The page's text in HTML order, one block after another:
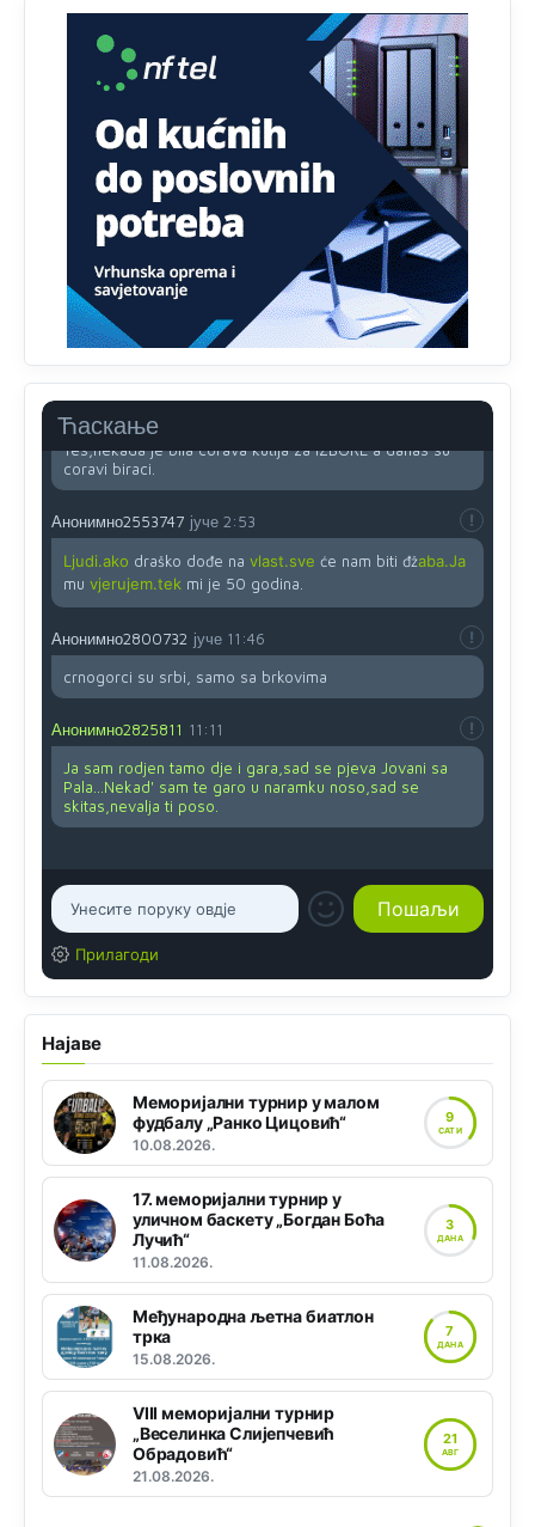
Ћаскање
Najveći dio populacije starije od 65 godina uopšte ne
koristi internet, niti ima pristup računarima
Анонимно2818605 јуче
11:45
Uvođenje pravila da se umjesto dosadašnjeg znaka "X"
(krstića) kružić ispred kandidata mora u potpunosti
obojiti (popuniti) uvedeno je isključivo zbog tehničkih
zahtjeva optičkih skenera.
Анонимно2818605 јуче 11:45
Ovo pravilo jeste unijelo opravdan strah, posebno kada
su u pitanju starije osobe, osobe sa slabijim vidom ili
Yes,nekada je bila corava kutija za IZBORE a danas su
coravi biraci.
Анонимно2553747 јуче 2:53
Ljudi.ako draško dođe na vlast.sve će nam biti đžaba.Ja
mu vjerujem.tek mi je 50 godina.
Анонимно2800732 јуче 11:46
crnogorci su srbi, samo sa brkovima
Анонимно2825811 11:11
Ja sam rodjen tamo dje i gara,sad se pjeva Jovani sa
Pala...Nekad' sam te garo u naramku noso,sad se
skitas,nevalja ti poso.
Прилагоди
Најаве
Меморијални турнир у малом
фудбалу „Ранко Цицовић“
10.08.2026.
9
САТИ
17. меморијални турнир у
уличном баскету „Богдан Боћа
Лучић“
11.08.2026.
3
ДАНА
Међународна љетна биатлон
трка
15.08.2026.
7
ДАНА
VIII меморијални турнир
„Веселинка Слијепчевић
Обрадовић“
21.08.2026.
21
АВГ